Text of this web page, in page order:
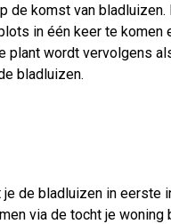
de komst van bladluizen.
in één keer te komen
plant wordt vervolgens
bladluizen.
de bladluizen in eerste
via de tocht je woning